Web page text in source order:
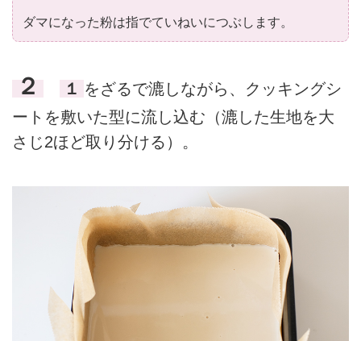
ダマになった粉は指でていねいにつぶします。
２ １ をざるで漉しながら、クッキングシ
ートを敷いた型に流し込む（漉した生地を大
さじ2ほど取り分ける）。